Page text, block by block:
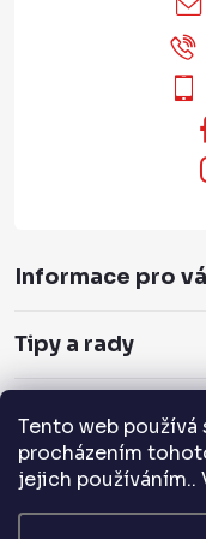
Tento web
procházením
jejich používáním..
Informace pro
Tipy a rady
Servis a služby
Přijímáme online